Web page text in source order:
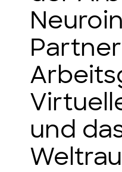
und